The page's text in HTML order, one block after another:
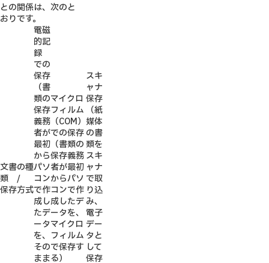
との関係は、次のと
おりです。
文書の種
類 /
保存方式
電磁
的記
録
での
保存
（書
類の
保存
義務
者が
最初
から
パソ
コン
で作
成し
たデ
ータ
を、
その
まま
マイクロ
フィルム
（COM）
での保存
（書類の
保存義務
者が最初
からパソ
コンで作
成したデ
ータを、
マイクロ
フィルム
で保存す
る）
スキ
ャナ
保存
（紙
媒体
の書
類を
スキ
ャナ
で取
り込
み、
電子
デー
タと
して
保存